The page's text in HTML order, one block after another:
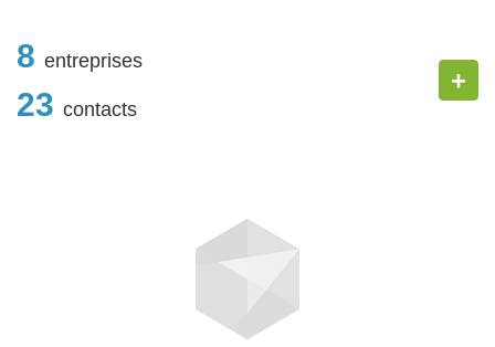
8 entreprises
23 contacts
+